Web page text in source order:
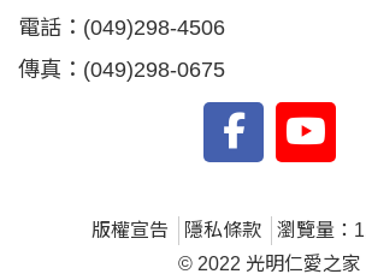
電話： (049)298-4506
傳真： (049)298-0675
版權宣告 隱私條款
瀏覽量：
© 2022 光明仁愛之家